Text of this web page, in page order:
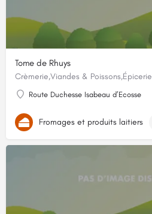
Tome de Rhuys
Crèmerie,Viandes & Poissons,Épicerie
Route Duchesse Isabeau d’Ecosse
Fromages et produits laitiers